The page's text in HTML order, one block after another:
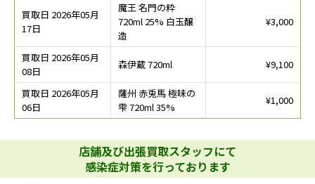
買取日 2026年05月
17日
魔王 名門の粋
720ml 25% 白玉醸
造
¥3,000
買取日 2026年05月
08日
森伊蔵 720ml ¥9,100
買取日 2026年05月
06日
薩州 赤兎馬 極味の
雫 720ml 35%
¥1,000
店舗及び出張買取スタッフにて
感染症対策を行っております